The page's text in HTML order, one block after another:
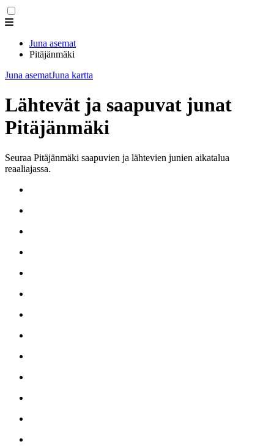
Juna asemat
Pitäjänmäki
Juna asematJuna kartta
Lähtevät ja saapuvat junat
Pitäjänmäki
Seuraa Pitäjänmäki saapuvien ja lähtevien junien aikatalua
reaaliajassa.